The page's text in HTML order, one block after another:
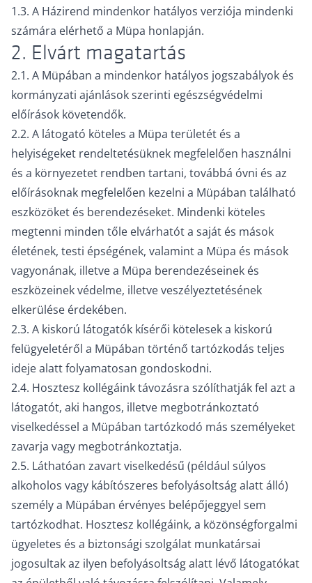
1.3. A Házirend mindenkor hatályos verziója mindenki
számára elérhető a Müpa honlapján.
2. Elvárt magatartás
2.1. A Müpában a mindenkor hatályos jogszabályok és
kormányzati ajánlások szerinti egészségvédelmi
előírások követendők.
2.2. A látogató köteles a Müpa területét és a
helyiségeket rendeltetésüknek megfelelően használni
és a környezetet rendben tartani, továbbá óvni és az
előírásoknak megfelelően kezelni a Müpában található
eszközöket és berendezéseket. Mindenki köteles
megtenni minden tőle elvárhatót a saját és mások
életének, testi épségének, valamint a Müpa és mások
vagyonának, illetve a Müpa berendezéseinek és
eszközeinek védelme, illetve veszélyeztetésének
elkerülése érdekében.
2.3. A kiskorú látogatók kísérői kötelesek a kiskorú
felügyeletéről a Müpában történő tartózkodás teljes
ideje alatt folyamatosan gondoskodni.
2.4. Hosztesz kollégáink távozásra szólíthatják fel azt a
látogatót, aki hangos, illetve megbotránkoztató
viselkedéssel a Müpában tartózkodó más személyeket
zavarja vagy megbotránkoztatja.
2.5. Láthatóan zavart viselkedésű (például súlyos
alkoholos vagy kábítószeres befolyásoltság alatt álló)
személy a Müpában érvényes belépőjeggyel sem
tartózkodhat. Hosztesz kollégáink, a közönségforgalmi
ügyeletes és a biztonsági szolgálat munkatársai
jogosultak az ilyen befolyásoltság alatt lévő látogatókat